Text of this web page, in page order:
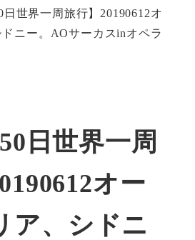
日世界一周旅行】20190612オ
ニー。AOサーカスinオペラ
日世界一周
オー
ア、シドニ